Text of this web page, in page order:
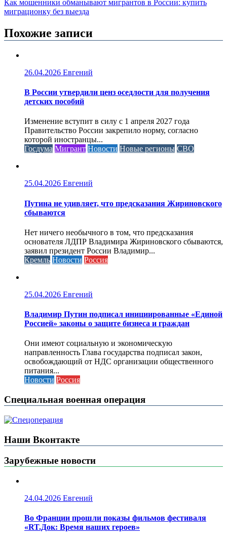
Как мошенники обманывают мигрантов в России: купить
миграционку без выезда
Похожие записи
26.04.2026 Евгений
В России утвердили ценз оседлости для получения
детских пособий
Изменение вступит в силу с 1 апреля 2027 года
Правительство России закрепило норму, согласно
которой иностранцы...
Госдума Мигрант Новости Новые регионы СВО
25.04.2026 Евгений
Путина не удивляет, что предсказания Жириновского
сбываются
Нет ничего необычного в том, что предсказания
основателя ЛДПР Владимира Жириновского сбываются,
заявил президент России Владимир...
Кремль Новости Россия
25.04.2026 Евгений
Владимир Путин подписал инициированные «Единой
Россией» законы о защите бизнеса и граждан
Они имеют социальную и экономическую
направленность Глава государства подписал закон,
освобождающий от НДС организации общественного
питания...
Новости Россия
Специальная военная операция
Наши Вконтакте
Зарубежные новости
24.04.2026 Евгений
Во Франции прошли показы фильмов фестиваля
«RT.Док: Время наших героев»